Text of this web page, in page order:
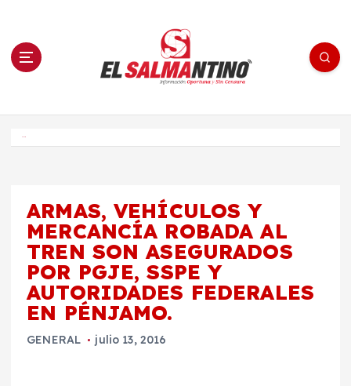
n El Salmantino - medios/noticias/editorial
ARMAS, VEHÍCULOS Y
MERCANCÍA ROBADA AL
TREN SON ASEGURADOS
POR PGJE, SSPE Y
AUTORIDADES FEDERALES
EN PÉNJAMO.
GENERAL julio 13, 2016